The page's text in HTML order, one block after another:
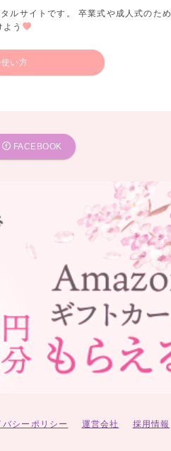
ルサイトです。 卒業式や成人式のた
う
い方
FACEBOOK
バシーポリシー 運営会社 採用情報